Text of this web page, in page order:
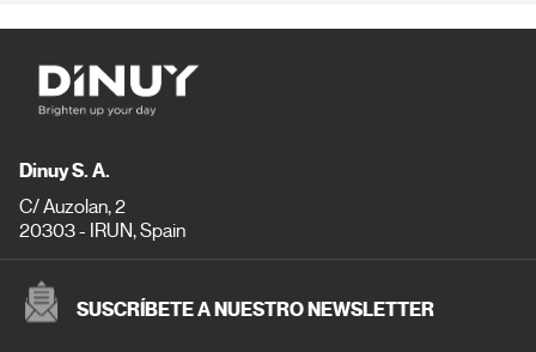
Dinuy S. A.
C/ Auzolan, 2
20303 - IRUN, Spain
SUSCRÍBETE A NUESTRO NEWSLETTER